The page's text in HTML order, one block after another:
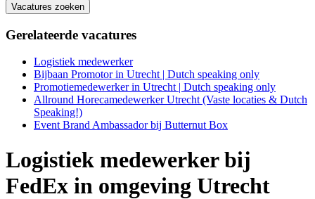
Vacatures zoeken
Gerelateerde vacatures
Logistiek medewerker
Bijbaan Promotor in Utrecht | Dutch speaking only
Promotiemedewerker in Utrecht | Dutch speaking only
Allround Horecamedewerker Utrecht (Vaste locaties & Dutch
Speaking!)
Event Brand Ambassador bij Butternut Box
Logistiek medewerker bij
FedEx in omgeving Utrecht